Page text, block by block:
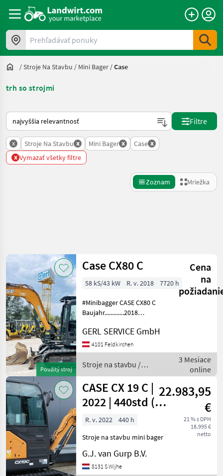
Prehľadávať ponuky
/Stroje Na Stavbu / Mini Bager /Case
trh so strojmi
Takto sa vykonáva triedenie na Landwirt.com
Filtre
x Stroje Na Stavbu x Mini Bager x Case x
x Vymazať všetky filtre
Zoznam Mriežka
Kategória 4 Krajina Filtre
AKTUÁLNA
CESTA
stavebná
technika
Stroje
Na
Stavbu
Mini
Bager
Case
VYBRAŤ
KATEGÓRIU
Case IH
5
Takeuchi
Resetovať
Zobraziť 5
výsledkov
Použitý stroj
Case CX80 C
Cena
na
58 kS/43 kW R. v. 2018 7720 h
#Minibagger CASE CX80 C
Baujahr.............2018
Stundenzähler.......7720
Motor...............43 kW, 4 Zyl.
Isuzu Gewicht.
GERL SERVICE GmbH
4101 Feldkirchen
Stroje na stavbu /
Case IH
3 Mesiace
online
CASE CX 19 C |
2022 | 440std (
v.g.l. Bobcat E19
22.983,95
€
21 % s DPH
18.995 €
netto
R. v. 2022
440 h
Stroje na stavbu mini bager
G.J. van Gurp B.V.
8131 S Wijhe